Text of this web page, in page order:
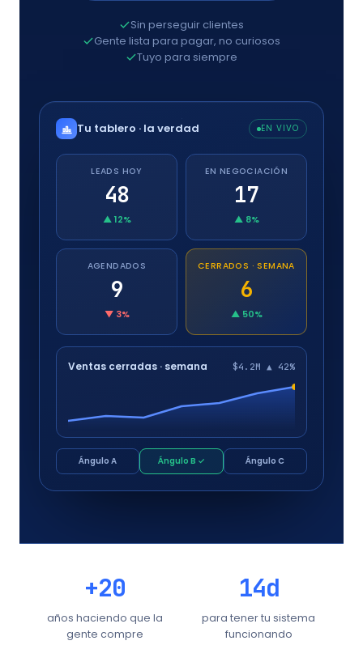
Sin perseguir clientes
Gente lista para pagar, no curiosos
Tuyo para siempre
Tu tablero · la verdad EN VIVO
LEADS HOY
48
▲ 12%
EN NEGOCIACIÓN
17
▲ 8%
AGENDADOS
9
▼ 3%
CERRADOS · SEMANA
6
▲ 50%
Ventas cerradas · semana $4.2M ▲ 42%
Ángulo A Ángulo B ✓ Ángulo C
+20
años haciendo que la
gente compre
14d
para tener tu sistema
funcionando